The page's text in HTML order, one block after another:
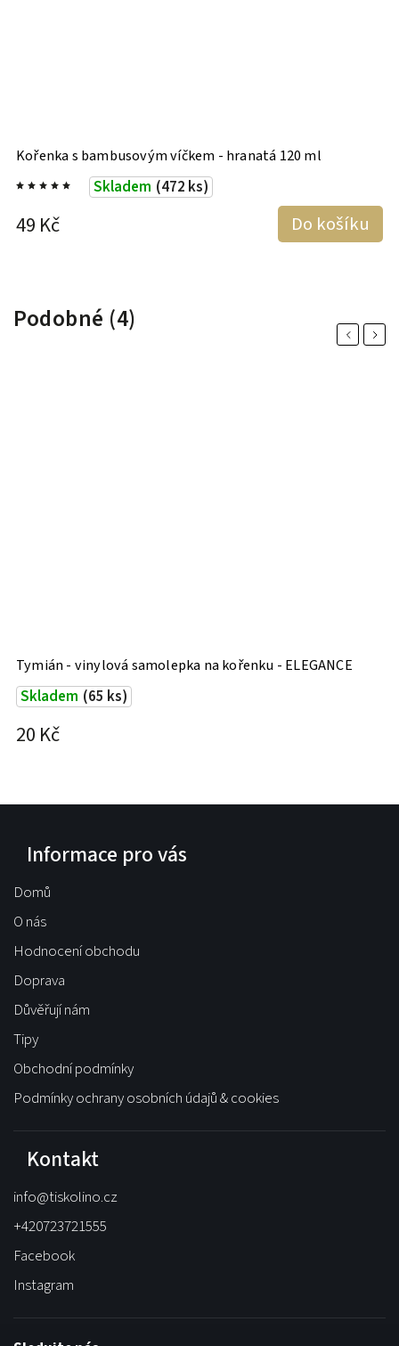
Kořenka s bambusovým víčkem - hranatá 120 ml
Skladem (472 ks)
49 Kč Do košíku
Podobné (4) Previous
Tymián - vinylová samolepka na kořenku - ELEGANCE
Skladem (65 ks)
20 Kč
Next
Informace pro vás
Domů
O nás
Hodnocení obchodu
Doprava
Důvěřují nám
Tipy
Obchodní podmínky
Podmínky ochrany osobních údajů & cookies
Kontakt
info@tiskolino.cz
+420723721555
Facebook
Instagram